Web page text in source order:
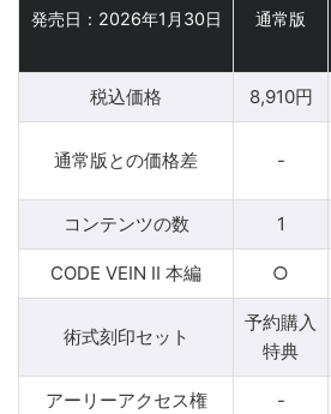
発売日：2026年1月30日 通常版
税込価格 8,910円
通常版との価格差 -
コンテンツの数 1
CODE VEIN II 本編 ○
術式刻印セット
予約購入
特典
アーリーアクセス権 -